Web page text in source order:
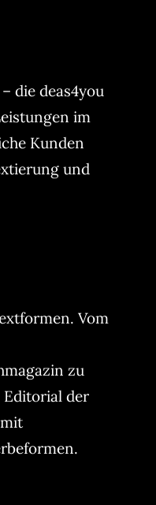
die deas4you
im
Kunden
und
Vom
zu
Editorial der